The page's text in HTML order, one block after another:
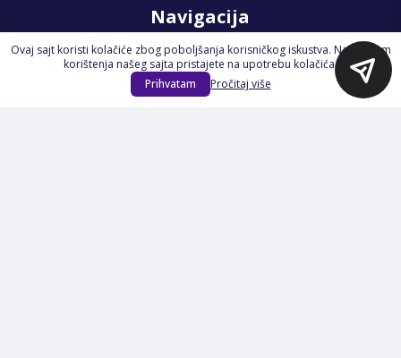
Navigacija
Početna
Na Akciji
Izdvajamo
Ovaj sajt koristi kolačiće zbog poboljšanja korisničkog iskustva. Nastavkom
korištenja našeg sajta pristajete na upotrebu kolačića.
Prihvatam
Pročitaj više